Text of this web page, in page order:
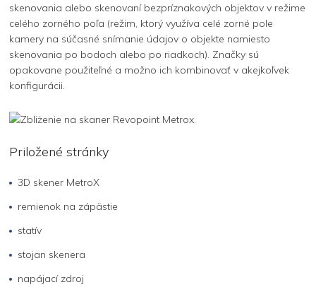
skenovania alebo skenovaní bezpríznakových objektov v režime
celého zorného poľa (režim, ktorý využíva celé zorné pole
kamery na súčasné snímanie údajov o objekte namiesto
skenovania po bodoch alebo po riadkoch). Značky sú
opakovane použiteľné a možno ich kombinovať v akejkoľvek
konfigurácii.
Priložené stránky
3D skener MetroX
remienok na zápästie
statív
stojan skenera
napájací zdroj